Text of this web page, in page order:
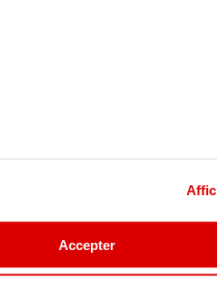
Accepter
activités outdoor
de la piscine, de la
de vivre un massage
la Saulire, avec déjeuner